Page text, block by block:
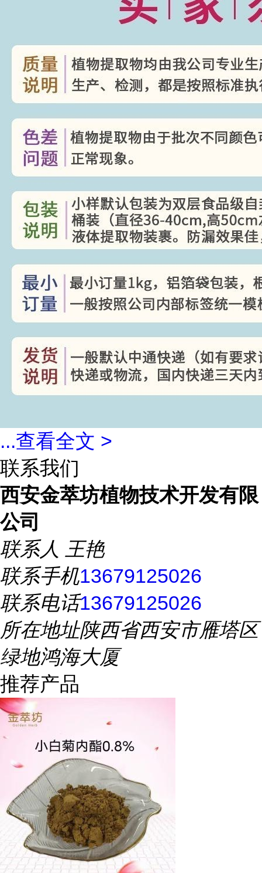
...查看全文 >
联系我们
西安金萃坊植物技术开发有限
公司
联系人 王艳
联系手机13679125026
联系电话13679125026
所在地址陕西省西安市雁塔区
绿地鸿海大厦
推荐产品